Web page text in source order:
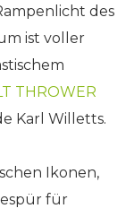
des
ist voller
THROWER
Karl Willetts.
Ikonen,
für